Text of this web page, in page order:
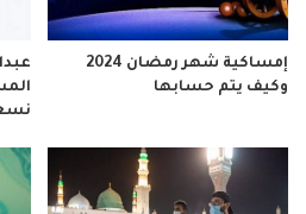
إمساكية شهر رمضان 2024
وكيف يتم حسابها